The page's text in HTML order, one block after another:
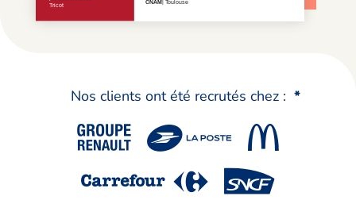
Nos clients ont été recrutés chez : *